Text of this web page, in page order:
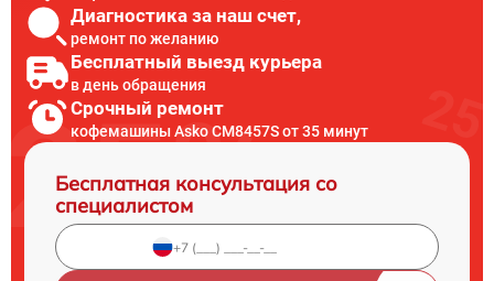
Диагностика за наш счет,
ремонт по желанию
Бесплатный выезд курьера
в день обращения
Срочный ремонт
кофемашины Asko CM8457S от 35 минут
Бесплатная консультация со
специалистом